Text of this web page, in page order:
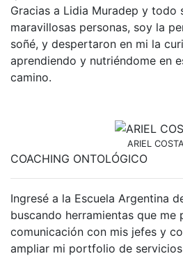
Gracias a Lidia Muradep y todo
maravillosas personas, soy la
soñé, y despertaron en mi la
aprendiendo y nutriéndome en
camino.
ARIEL COSTA
COACHING ONTOLÓGICO
Ingresé a la Escuela Argentina
buscando herramientas que me
comunicación con mis jefes y
ampliar mi portfolio de